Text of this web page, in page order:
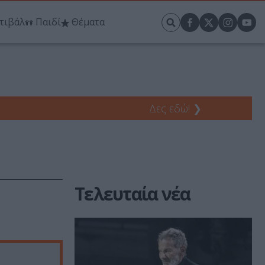
Παιδί Θέματα
Δες εδώ! ❯
Τελευταία νέα